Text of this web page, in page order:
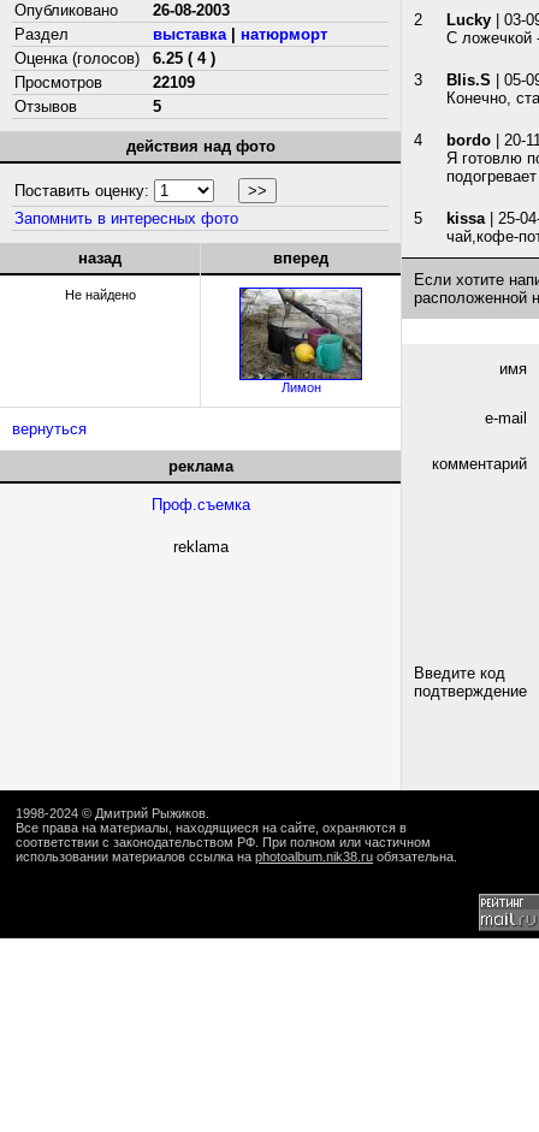
Опубликовано
26-08-2003
Раздел
выставка| натюрморт
Оценка (голосов)
6.25 ( 4 )
Просмотров
22109
Отзывов
5
действия над фото
Поставить оценку:
Запомнить в интересных фото
назад
Не найдено
вперед
Лимон
вернуться
реклама
Проф.съемка
reklama
2 Lucky | 03-
С ложечкой
3 Blis.S | 05-
Конечно,
4 bordo | 20-
Я готовлю
5 kissa| 25-
чай,кофе-
Если хотите
расположенной
имя
e-mail
комментарий
Введите код
подтверждение
1998-2024 © Дмитрий Рыжиков
Все права на материалы, находящиеся на сайте, охраняются в
соответствии с законодательством РФ. При полном или частичном
использовании материалов ссылка на photoalbum.nik38.ru обязательна.